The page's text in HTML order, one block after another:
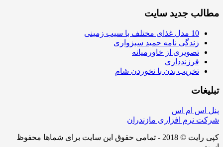
مطالب جدید سایت
10 مدل غذای مختلف با سیب زمینی
زندگی نامه حمید سبزواری
تصویری از خاورمیانه
فرزندداری
تخریب بدن با نخوردن شام
تبلیغات
پنل اس ام اس
شرکت نرم افزاری مازندران
کپی رایت © 2018 - تمامی حقوق این سایت برای شماها محفوظ